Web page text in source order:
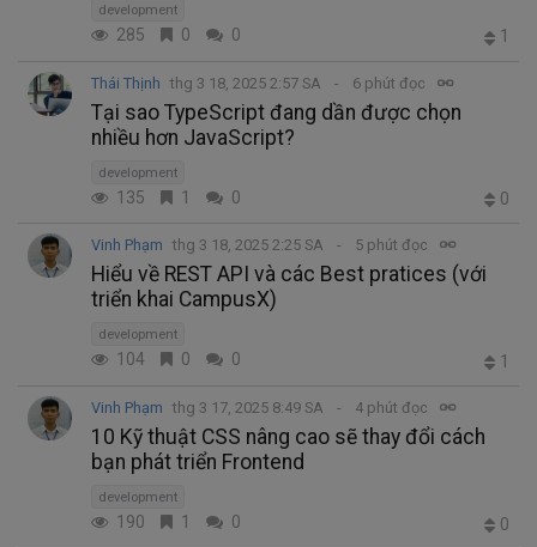
development
285 0 0 1
Thái Thịnh thg 3 18, 2025 2:57 SA 6 phút đọc
Tại sao TypeScript đang dần được chọn
nhiều hơn JavaScript?
development
135 1 0 0
Vinh Phạm thg 3 18, 2025 2:25 SA 5 phút đọc
Hiểu về REST API và các Best pratices (với
triển khai CampusX)
development
104 0 0 1
Vinh Phạm thg 3 17, 2025 8:49 SA 4 phút đọc
10 Kỹ thuật CSS nâng cao sẽ thay đổi cách
bạn phát triển Frontend
development
190 1 0 0